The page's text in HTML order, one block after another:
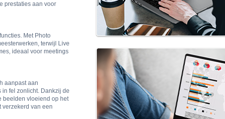
prestaties aan voor
Met Photo
terwijl Live
ideaal voor meetings
aanpast aan
fel zonlicht. Dankzij de
beelden vloeiend op het
verzekerd van een